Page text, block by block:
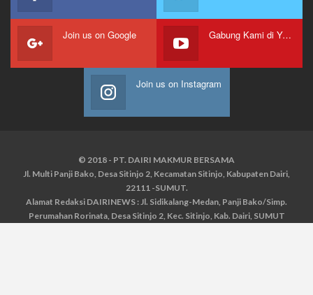
Join us on Google Gabung Kami di Youtube
Join us on Instagram
© 2018 - PT. DAIRI MAKMUR BERSAMA
Jl. Multi Panji Bako, Desa Sitinjo 2, Kecamatan Sitinjo, Kabupaten Dairi,
22111 -SUMUT.
Alamat Redaksi DAIRINEWS : Jl. Sidikalang-Medan, Panji Bako/Simp.
Perumahan Rorinata, Desa Sitinjo 2, Kec. Sitinjo, Kab. Dairi, SUMUT